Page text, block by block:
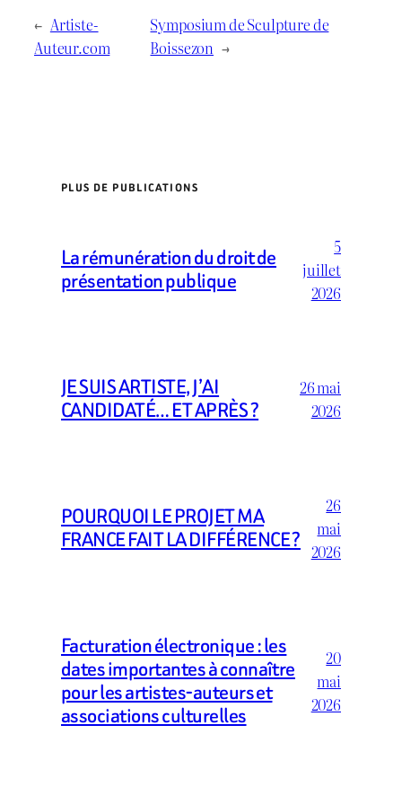
← Artiste-
Auteur.com
Symposium de Sculpture de
Boissezon →
PLUS DE PUBLICATIONS
La rémunération du droit de
présentation publique
5
juillet
2026
JE SUIS ARTISTE, J’AI
CANDIDATÉ… ET APRÈS ?
26 mai
2026
POURQUOI LE PROJET MA
FRANCE FAIT LA DIFFÉRENCE ?
26
mai
2026
Facturation électronique : les
dates importantes à connaître
pour les artistes-auteurs et
associations culturelles
20
mai
2026